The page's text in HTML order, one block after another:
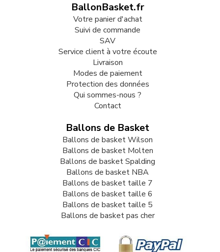
BallonBasket.fr
Votre panier d'achat
Suivi de commande
SAV
Service client à votre écoute
Livraison
Modes de paiement
Protection des données
Qui sommes-nous ?
Contact
Ballons de Basket
Ballons de basket Wilson
Ballons de basket Molten
Ballons de basket Spalding
Ballons de basket NBA
Ballons de basket taille 7
Ballons de basket taille 6
Ballons de basket taille 5
Ballons de basket pas cher